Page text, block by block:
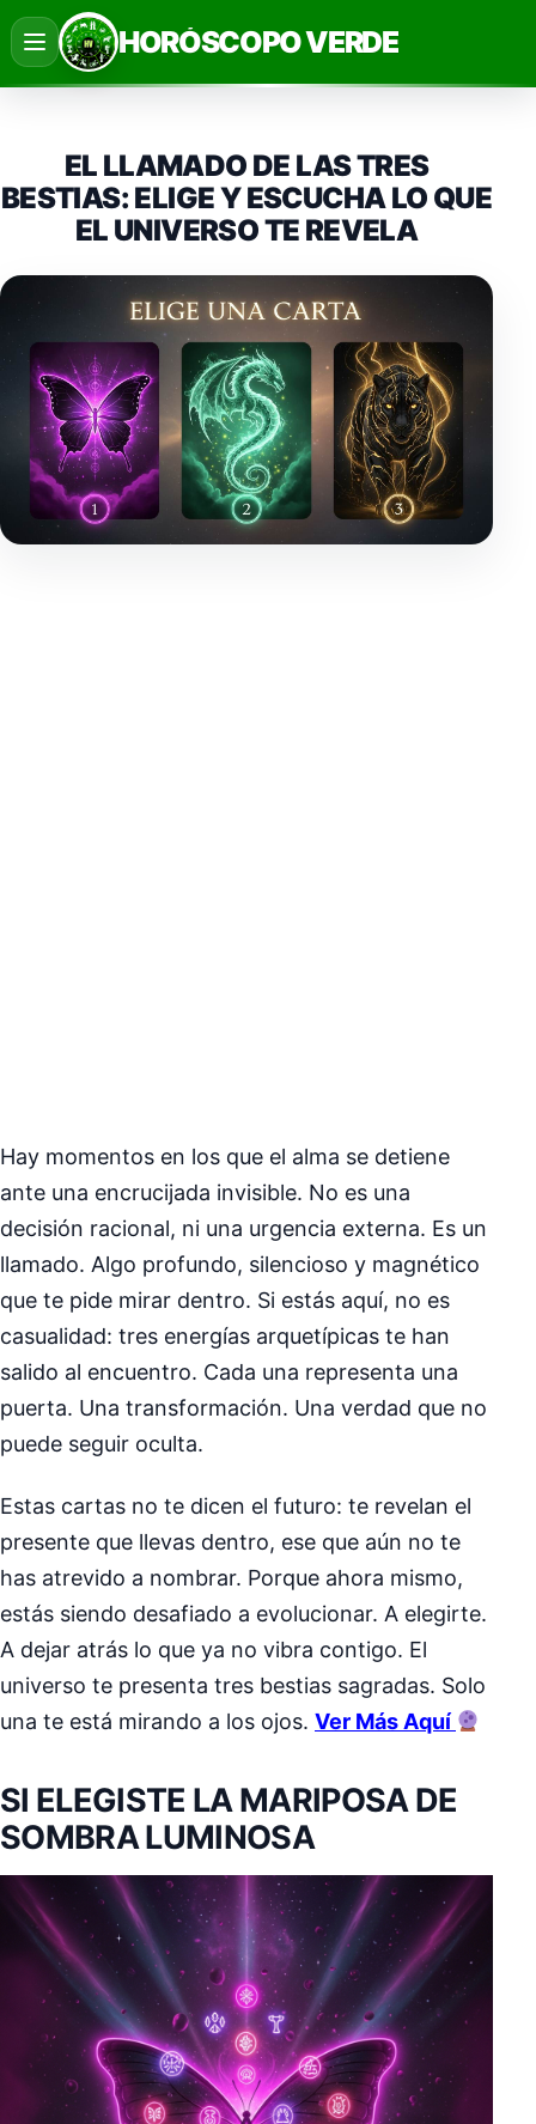
Saltar
al
contenido
HORÓSCOPO VERDE
EL LLAMADO DE LAS TRES
BESTIAS: ELIGE Y ESCUCHA LO QUE
EL UNIVERSO TE REVELA
Hay momentos en los que el alma se detiene
ante una encrucijada invisible. No es una
decisión racional, ni una urgencia externa. Es un
llamado. Algo profundo, silencioso y magnético
que te pide mirar dentro. Si estás aquí, no es
casualidad: tres energías arquetípicas te han
salido al encuentro. Cada una representa una
puerta. Una transformación. Una verdad que no
puede seguir oculta.
Estas cartas no te dicen el futuro: te revelan el
presente que llevas dentro, ese que aún no te
has atrevido a nombrar. Porque ahora mismo,
estás siendo desafiado a evolucionar. A elegirte.
A dejar atrás lo que ya no vibra contigo. El
universo te presenta tres bestias sagradas. Solo
una te está mirando a los ojos. Ver Más Aquí
SI ELEGISTE LA MARIPOSA DE
SOMBRA LUMINOSA